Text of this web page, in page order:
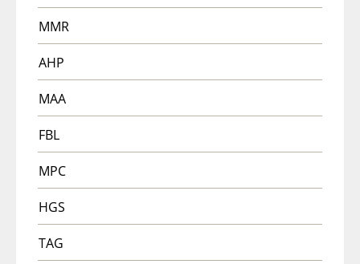
MMR
AHP
MAA
FBL
MPC
HGS
TAG